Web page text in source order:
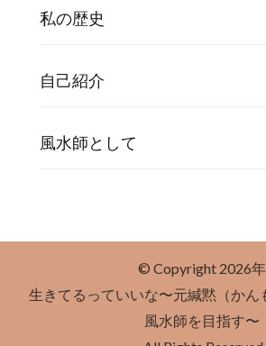
私の歴史
自己紹介
風水師として
© Copyright 2026年
生きてるっていいな〜元緘黙（かん
風水師を目指す〜